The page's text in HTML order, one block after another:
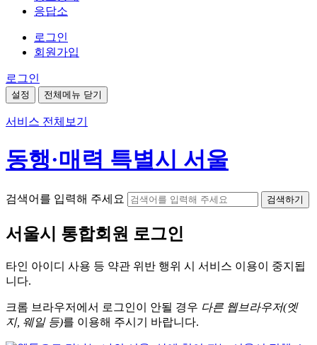
응답소
로그인
회원가입
로그인
설정 전체메뉴 닫기
서비스 전체보기
동행·매력 특별시 서울
검색어를 입력해 주세요 검색하기
서울시 통합회원 로그인
타인 아이디 사용 등 약관 위반 행위 시 서비스 이용이 중지됩
니다.
크롬 브라우저에서 로그인이 안될 경우 다른 웹브라우저(엣
지, 웨일 등)를 이용해 주시기 바랍니다.